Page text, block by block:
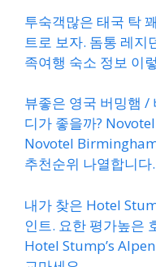
투숙객많은 태국 탁
트로 보자. 돔통 레
족여행 숙소 정보 이
뷰좋은 영국 버밍햄 /
디가 좋을까?
Novotel
추천순위 나열합니다.
내가 찾은 Hotel
인트. 요한 평가높은
Hotel Stump’s